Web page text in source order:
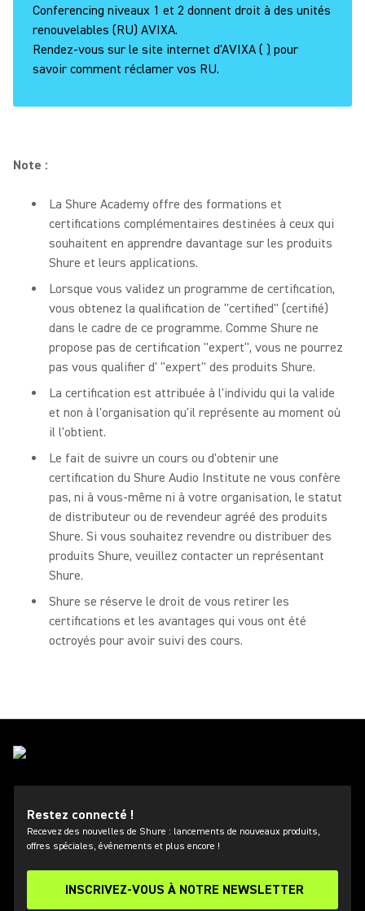
Conferencing niveaux 1 et 2 donnent droit à des unités
renouvelables (RU) AVIXA.
Rendez-vous sur le site internet d'AVIXA ( ) pour
savoir comment réclamer vos RU.
Note :
La Shure Academy offre des formations et
certifications complémentaires destinées à ceux qui
souhaitent en apprendre davantage sur les produits
Shure et leurs applications.
Lorsque vous validez un programme de certification,
vous obtenez la qualification de "certified" (certifié)
dans le cadre de ce programme. Comme Shure ne
propose pas de certification "expert", vous ne pourrez
pas vous qualifier d' "expert" des produits Shure.
La certification est attribuée à l'individu qui la valide
et non à l'organisation qu'il représente au moment où
il l'obtient.
Le fait de suivre un cours ou d'obtenir une
certification du Shure Audio Institute ne vous confère
pas, ni à vous-même ni à votre organisation, le statut
de distributeur ou de revendeur agréé des produits
Shure. Si vous souhaitez revendre ou distribuer des
produits Shure, veuillez contacter un représentant
Shure.
Shure se réserve le droit de vous retirer les
certifications et les avantages qui vous ont été
octroyés pour avoir suivi des cours.
Restez connecté !
Recevez des nouvelles de Shure : lancements de nouveaux produits,
offres spéciales, événements et plus encore !
INSCRIVEZ-VOUS À NOTRE NEWSLETTER